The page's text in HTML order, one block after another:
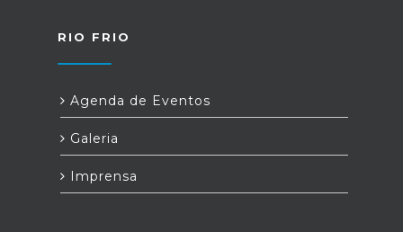
RIO FRIO
Agenda de Eventos
Galeria
Imprensa